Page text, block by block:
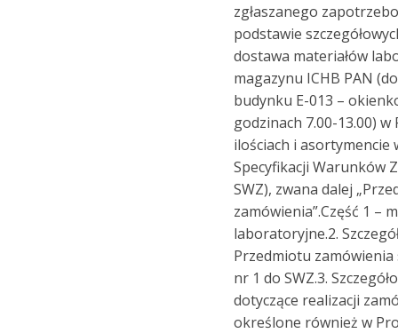
zgłaszanego
podstawie
dostawa materiałów
magazynu ICHB PAN
budynku E-013 –
godzinach 7.00-13.00) w
ilościach i asortymencie
Specyfikacji Warunków
SWZ), zwana dalej
zamówienia”.Część 1 –
laboratoryjne.2.
Przedmiotu zamówienia
nr 1 do SWZ.3.
dotyczące realizacji
określone również w